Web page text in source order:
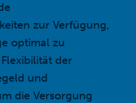
zur Verfügung,
optimal zu
der
und
die Versorgung